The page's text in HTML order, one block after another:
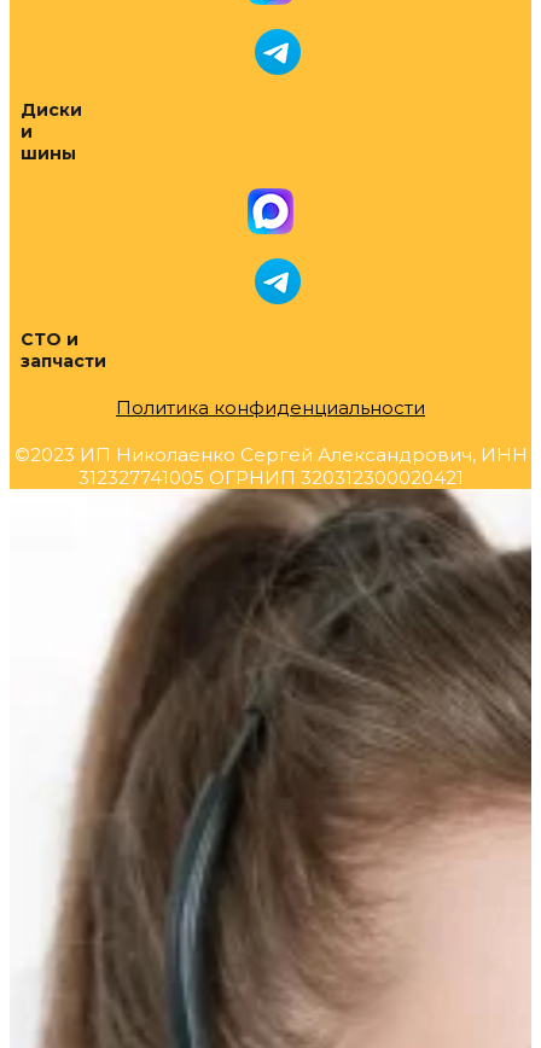
Диски
и
шины
СТО и
запчасти
Политика конфиденциальности
©2023 ИП Николаенко Сергей Александрович, ИНН
312327741005 ОГРНИП 320312300020421